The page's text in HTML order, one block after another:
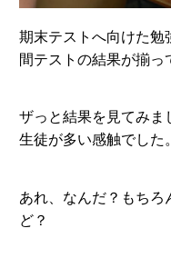
期末テストへ向けた勉
間テストの結果が揃っ
ザっと結果を見てみま
生徒が多い感触でした。
あれ、なんだ？もちろ
ど？